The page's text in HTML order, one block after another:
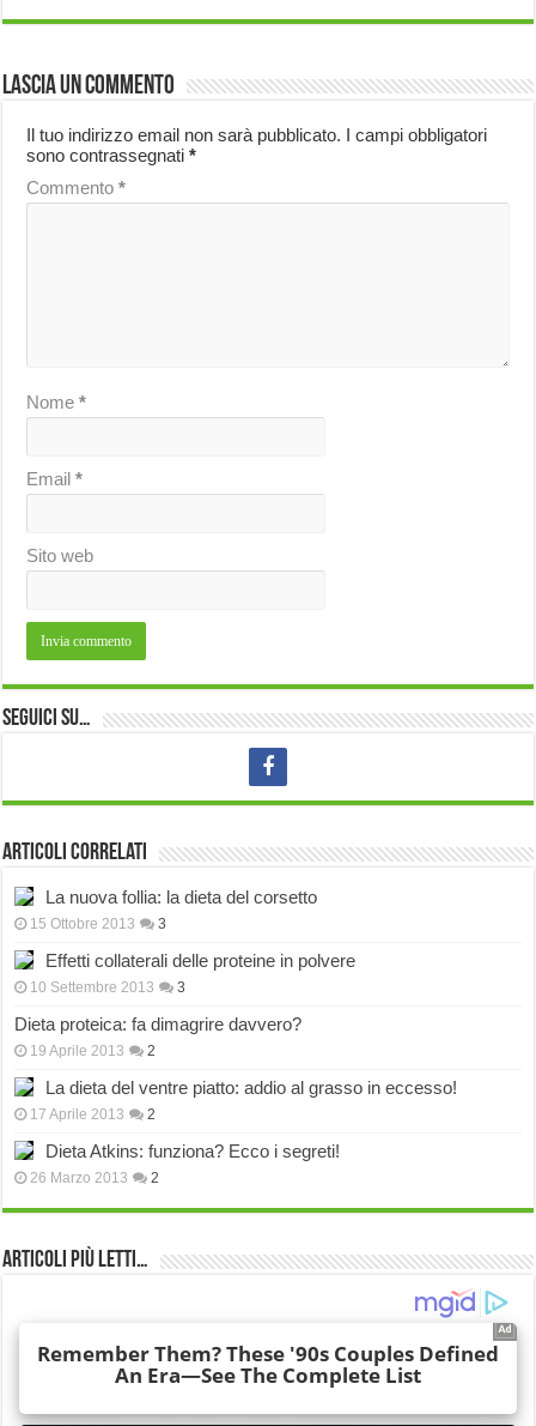
Lascia un commento
Il tuo indirizzo email non sarà pubblicato. I campi obbligatori
sono contrassegnati*
Commento*
Nome*
Email*
Sito web
Seguici su…
Articoli correlati
La nuova follia: la dieta del corsetto
15 Ottobre 2013 3
Effetti collaterali delle proteine in polvere
10 Settembre 2013 3
Dieta proteica: fa dimagrire davvero?
19 Aprile 2013 2
La dieta del ventre piatto: addio al grasso in eccesso!
17 Aprile 2013 2
Dieta Atkins: funziona? Ecco i segreti!
26 Marzo 2013 2
Articoli più Letti…